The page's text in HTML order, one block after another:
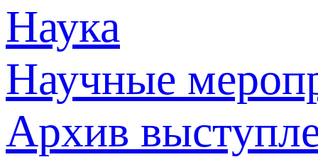
Наука
Научные
Архив